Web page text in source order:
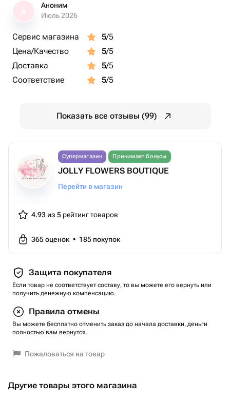
Аноним
Июль 2026
Сервис магазина 5/5
Цена/Качество
5/5
Доставка
5/5
Соответствие
5/5
Показать все отзывы (99)
Супермагазин Принимает бонусы
JOLLY FLOWERS BOUTIQUE
Перейти в магазин
4.93 из 5 рейтинг товаров
365оценок • 185 покупок
Защита покупателя
Если товар не соответствует составу, то вы можете его вернуть или
получить денежную компенсацию.
Правила отмены
Вы можете бесплатно отменить заказ до начала доставки, деньги
полностью вам вернутся.
Пожаловаться на товар
Другие товары этого магазина